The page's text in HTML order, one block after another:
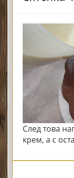
След това
крем, а с